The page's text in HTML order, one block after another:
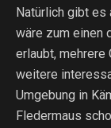
Natürlich gibt es
wäre zum einen
erlaubt, mehrere
weitere
Umgebung in
Fledermaus